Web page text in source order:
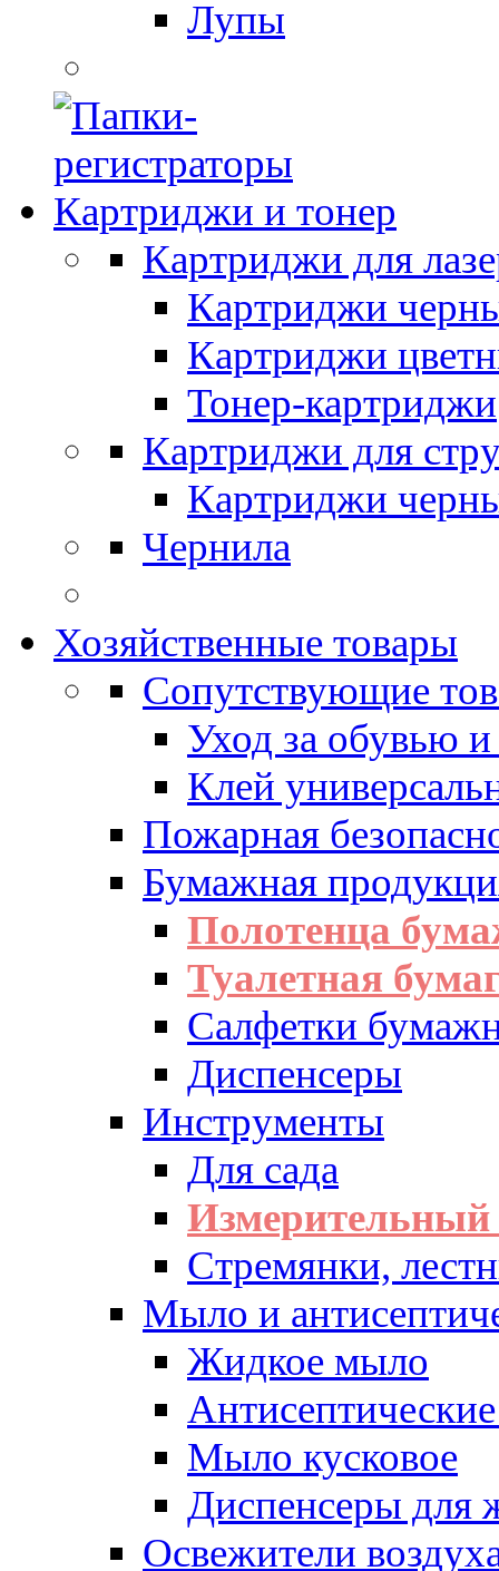
Лупы
Картриджи и тонер
Картриджи для
Картриджи
Картриджи
Тонер-картриджи
Картриджи для
Картриджи
Чернила
Хозяйственные товары
Сопутствующие
Уход за обувью
Клей
Пожарная
Бумажная
Полотенца
Туалетная
Салфетки
Диспенсеры
Инструменты
Для сада
Измерительный
Стремянки,
Мыло и
Жидкое мыло
Мыло кусковое
Диспенсеры для
Освежители